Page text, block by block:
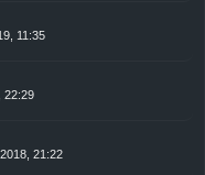
11:35
22:29
21:22